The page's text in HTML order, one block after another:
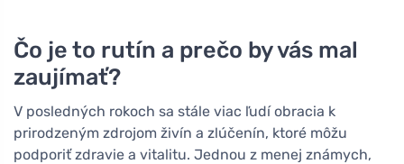
Čo je to rutín a prečo by vás mal
zaujímať?
V posledných rokoch sa stále viac ľudí obracia k
prirodzeným zdrojom živín a zlúčenín, ktoré môžu
podporiť zdravie a vitalitu. Jednou z menej známych,